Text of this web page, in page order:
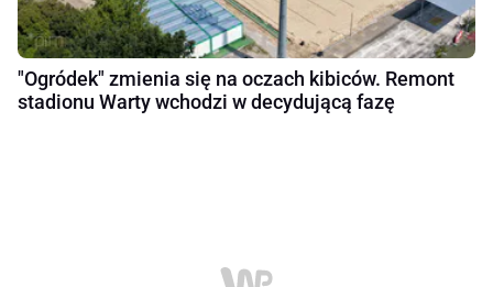
"Ogródek" zmienia się na oczach kibiców. Remont
stadionu Warty wchodzi w decydującą fazę